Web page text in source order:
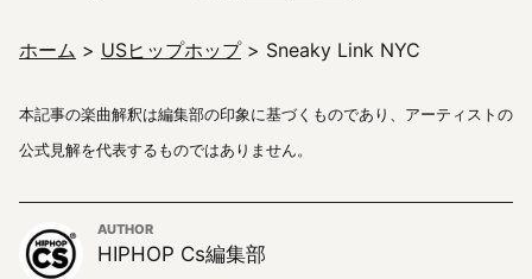
ホーム > USヒップホップ> Sneaky Link NYC
本記事の楽曲解釈は編集部の印象に基づくものであり、アーティストの
公式見解を代表するものではありません。
AUTHOR
HIPHOP Cs編集部